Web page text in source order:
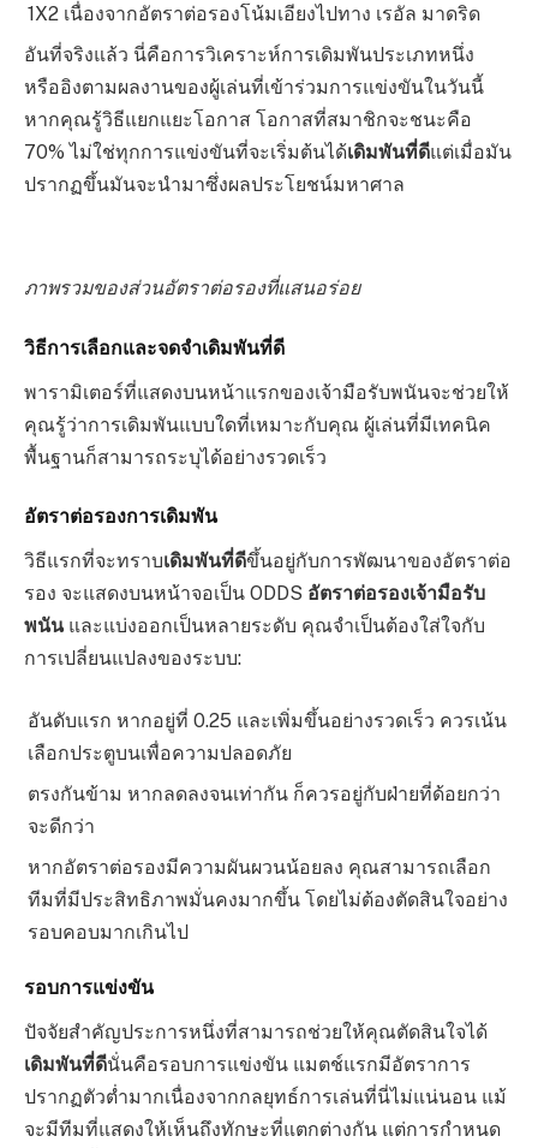
1X2 เนื่องจากอัตราต่อรองโน้มเอียงไปทาง เรอัล มาดริด
อันที่จริงแล้ว นี่คือการวิเคราะห์การเดิมพันประเภทหนึ่ง
หรืออิงตามผลงานของผู้เล่นที่เข้าร่วมการแข่งขันในวันนี้
หากคุณรู้วิธีแยกแยะโอกาส โอกาสที่สมาชิกจะชนะคือ
70% ไม่ใช่ทุกการแข่งขันที่จะเริ่มต้นได้เดิมพันที่ดีแต่เมื่อมัน
ปรากฏขึ้นมันจะนำมาซึ่งผลประโยชน์มหาศาล
ภาพรวมของส่วนอัตราต่อรองที่แสนอร่อย
วิธีการเลือกและจดจำเดิมพันที่ดี
พารามิเตอร์ที่แสดงบนหน้าแรกของเจ้ามือรับพนันจะช่วยให้
คุณรู้ว่าการเดิมพันแบบใดที่เหมาะกับคุณ ผู้เล่นที่มีเทคนิค
พื้นฐานก็สามารถระบุได้อย่างรวดเร็ว
อัตราต่อรองการเดิมพัน
วิธีแรกที่จะทราบเดิมพันที่ดีขึ้นอยู่กับการพัฒนาของอัตราต่อ
รอง จะแสดงบนหน้าจอเป็น ODDS อัตราต่อรองเจ้ามือรับ
พนัน และแบ่งออกเป็นหลายระดับ คุณจำเป็นต้องใส่ใจกับ
การเปลี่ยนแปลงของระบบ:
อันดับแรก หากอยู่ที่ 0.25 และเพิ่มขึ้นอย่างรวดเร็ว ควรเน้น
เลือกประตูบนเพื่อความปลอดภัย
ตรงกันข้าม หากลดลงจนเท่ากัน ก็ควรอยู่กับฝ่ายที่ด้อยกว่า
จะดีกว่า
หากอัตราต่อรองมีความผันผวนน้อยลง คุณสามารถเลือก
ทีมที่มีประสิทธิภาพมั่นคงมากขึ้น โดยไม่ต้องตัดสินใจอย่าง
รอบคอบมากเกินไป
รอบการแข่งขัน
ปัจจัยสำคัญประการหนึ่งที่สามารถช่วยให้คุณตัดสินใจได้
เดิมพันที่ดีนั่นคือรอบการแข่งขัน แมตช์แรกมีอัตราการ
ปรากฏตัวต่ำมากเนื่องจากกลยุทธ์การเล่นที่นี่ไม่แน่นอน แม้
จะมีทีมที่แสดงให้เห็นถึงทักษะที่แตกต่างกัน แต่การกำหนด